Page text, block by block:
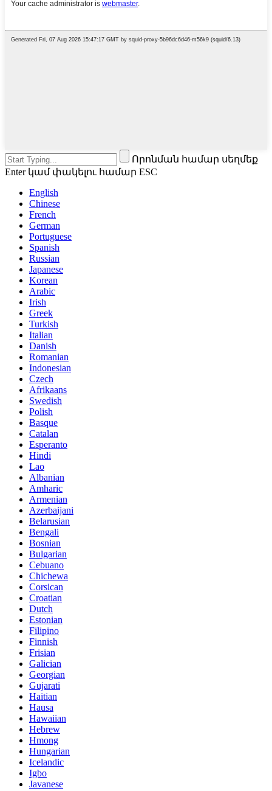
Որոնման համար սեղմեք
Enter կամ փակելու համար ESC
English
Chinese
French
German
Portuguese
Spanish
Russian
Japanese
Korean
Arabic
Irish
Greek
Turkish
Italian
Danish
Romanian
Indonesian
Czech
Afrikaans
Swedish
Polish
Basque
Catalan
Esperanto
Hindi
Lao
Albanian
Amharic
Armenian
Azerbaijani
Belarusian
Bengali
Bosnian
Bulgarian
Cebuano
Chichewa
Corsican
Croatian
Dutch
Estonian
Filipino
Finnish
Frisian
Galician
Georgian
Gujarati
Haitian
Hausa
Hawaiian
Hebrew
Hmong
Hungarian
Icelandic
Igbo
Javanese